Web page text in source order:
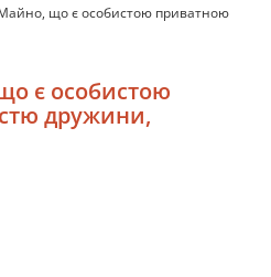
що є особистою приватною
є особистою
дружини,